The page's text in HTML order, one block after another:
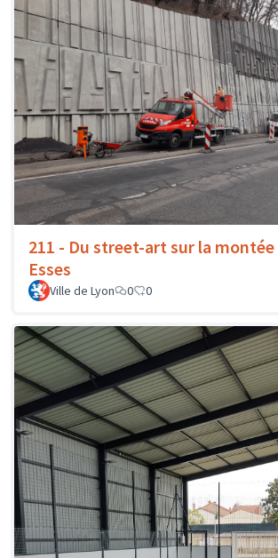
211 - Du street-art sur la montée
Esses
Ville de Lyon 0 0